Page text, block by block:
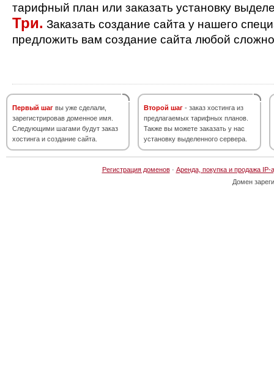
тарифный план или заказать установку
Три. Заказать создание сайта у нашего
предложить вам создание сайта любой
Первый шаг вы уже сделали,
зарегистрировав доменное имя.
Следующими шагами будут заказ
хостинга и создание сайта.
Второй шаг - заказ хостинга из
предлагаемых тарифных планов.
Также вы можете заказать у нас
установку выделенного сервера.
Регистрация доменов· Аренда, покупка и продажа IP-
Домен